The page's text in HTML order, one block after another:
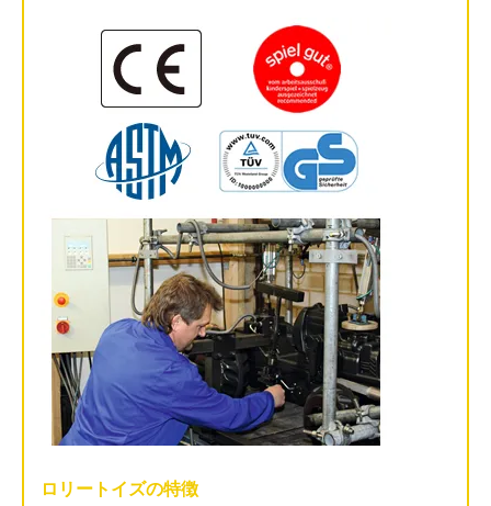
ロリートイズの特徴